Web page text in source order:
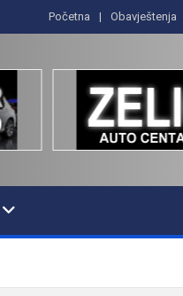
Početna Obavještenja